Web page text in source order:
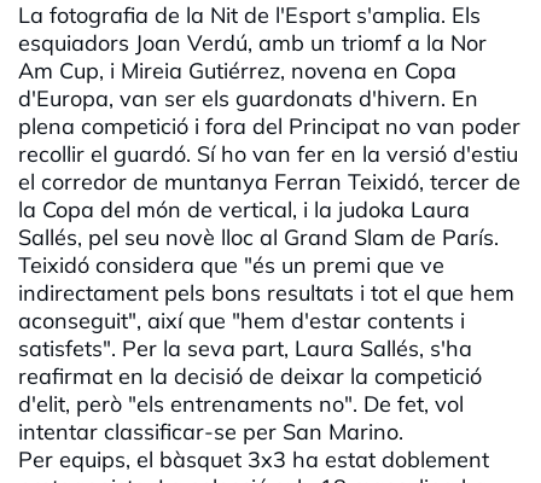
La fotografia de la Nit de l'Esport s'amplia. Els
esquiadors Joan Verdú, amb un triomf a la Nor
Am Cup, i Mireia Gutiérrez, novena en Copa
d'Europa, van ser els guardonats d'hivern. En
plena competició i fora del Principat no van poder
recollir el guardó. Sí ho van fer en la versió d'estiu
el corredor de muntanya Ferran Teixidó, tercer de
la Copa del món de vertical, i la judoka Laura
Sallés, pel seu novè lloc al Grand Slam de París.
Teixidó considera que "és un premi que ve
indirectament pels bons resultats i tot el que hem
aconseguit", així que "hem d'estar contents i
satisfets". Per la seva part, Laura Sallés, s'ha
reafirmat en la decisió de deixar la competició
d'elit, però "els entrenaments no". De fet, vol
intentar classificar-se per San Marino.
Per equips, el bàsquet 3x3 ha estat doblement